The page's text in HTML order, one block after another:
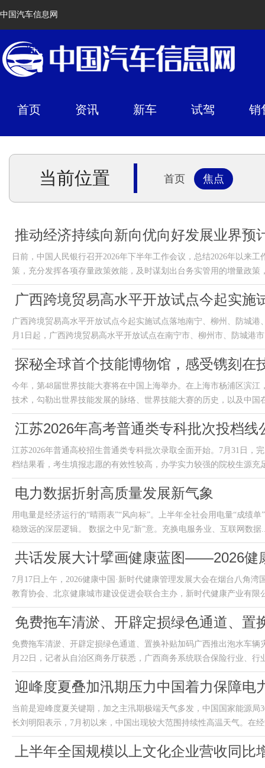
中国汽车信息网
首页 资讯 新车 试驾 销
当前位置 首页 焦点
推动经济持续向新向优向好发展业界预
日前，中国人民银行召开2026年下半年工作会议，总结2026年以来
策，充分发挥各项存量政策效能，及时谋划出台务实管用的增量政策
广西跨境贸易高水平开放试点今起实
广西跨境贸易高水平开放试点今起实施试点落地南宁、柳州、防城
月1日起，广西跨境贸易高水平开放试点在南宁市、柳州市、防城港
探秘全球首个技能博物馆，感受镌刻在
今年，第48届世界技能大赛将在中国上海举办。在上海市杨浦区滨
技术，勾勒出世界技能发展的脉络、世界技能大赛的历史，以及中国
江苏2026年高考普通类专科批次投档
江苏2026年普通高校招生普通类专科批次录取全面开始。7月31日，
档结果看，考生填报志愿的有效性较高，办学实力较强的院校生源充
电力数据折射高质量发展新气象
用电量是经济运行的“晴雨表”“风向标”。上半年全社会用电量“成绩
稳致远的深层逻辑。 数据之中见“新”意。充换电服务业、互联网数据
共话发展大计擘画健康蓝图——2026健
7月17日上午，2026健康中国·新时代健康管理发展大会在烟台八角
教育协会、北京健康城市建设促进会联合主办，新时代健康产业有限
免费拖车清淤、开辟定损绿色通道、
免费拖车清淤、开辟定损绿色通道、置换补贴加码广西推出泡水车
月22日，记者从自治区商务厅获悉，广西商务系统联合保险行业、行
迎峰度夏叠加汛期压力中国着力保障电
当前是迎峰度夏关键期，加之主汛期极端天气多发，中国国家能源
长刘明阳表示，7月初以来，中国出现较大范围持续性高温天气。在
上半年全国规模以上文化企业营收同比